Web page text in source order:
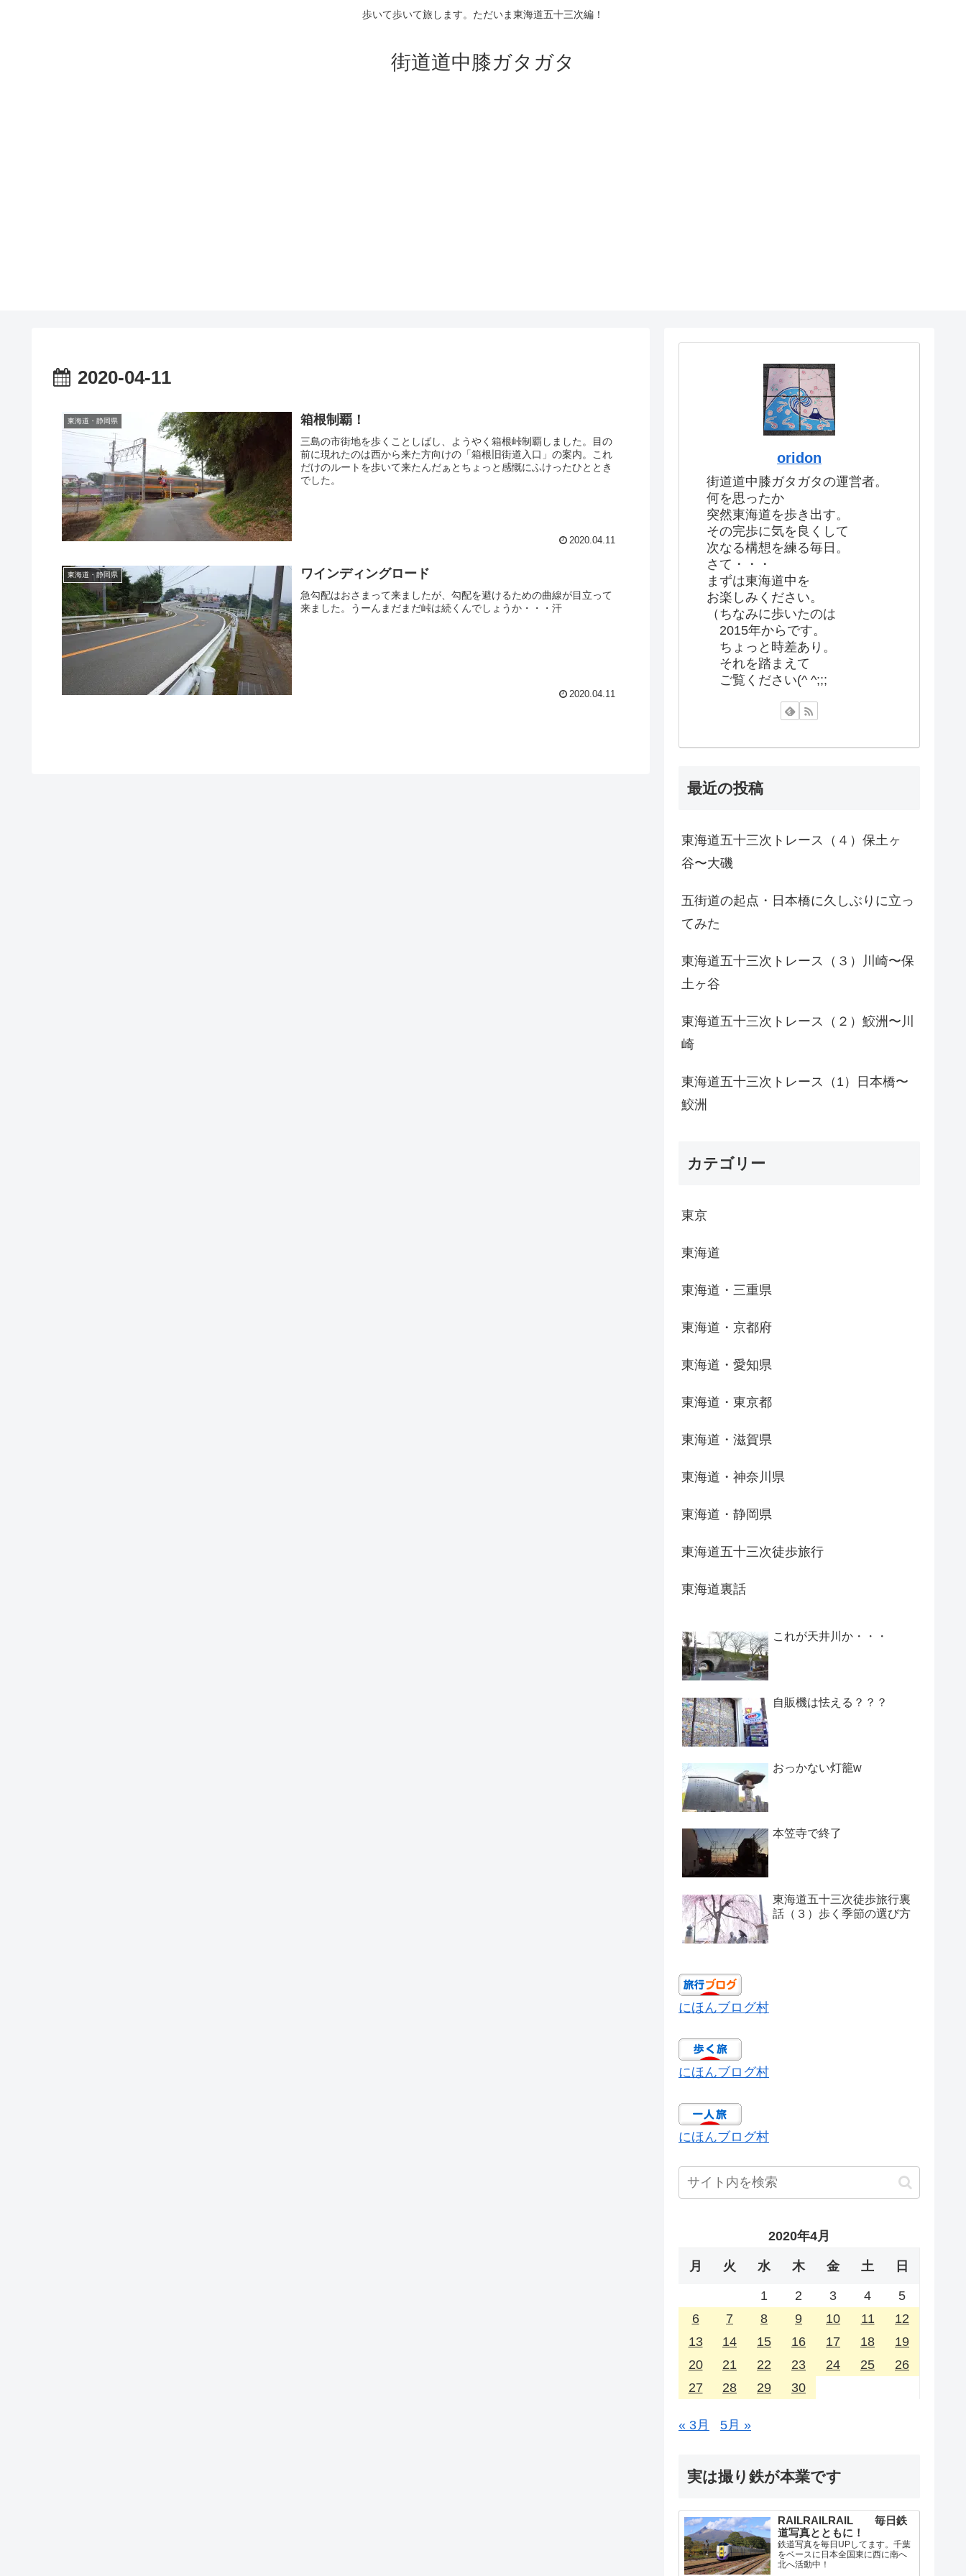
歩いて歩いて旅します。ただいま東海道五十三次編！
街道道中膝ガタガタ
2020-04-11
東海道・静岡県 箱根制覇！
三島の市街地を歩くことしばし、ようやく箱根峠制覇しました。目の
前に現れたのは西から来た方向けの「箱根旧街道入口」の案内。これ
だけのルートを歩いて来たんだぁとちょっと感慨にふけったひととき
でした。
2020.04.11
東海道・静岡県 ワインディングロード
急勾配はおさまって来ましたが、勾配を避けるための曲線が目立って
来ました。うーんまだまだ峠は続くんでしょうか・・・汗
2020.04.11
oridon
街道道中膝ガタガタの運営者。
何を思ったか
突然東海道を歩き出す。
その完歩に気を良くして
次なる構想を練る毎日。
さて・・・
まずは東海道中を
お楽しみください。
（ちなみに歩いたのは
2015年からです。
ちょっと時差あり。
それを踏まえて
ご覧ください(^ ^;;;
最近の投稿
東海道五十三次トレース（４）保土ヶ
谷〜大磯
五街道の起点・日本橋に久しぶりに立っ
てみた
東海道五十三次トレース（３）川崎〜保
土ヶ谷
東海道五十三次トレース（２）鮫洲〜川
崎
東海道五十三次トレース（1）日本橋〜
鮫洲
カテゴリー
東京
東海道
東海道・三重県
東海道・京都府
東海道・愛知県
東海道・東京都
東海道・滋賀県
東海道・神奈川県
東海道・静岡県
東海道五十三次徒歩旅行
東海道裏話
これが天井川か・・・
自販機は怯える？？？
おっかない灯籠w
本笠寺で終了
東海道五十三次徒歩旅行裏
話（３）歩く季節の選び方
にほんブログ村
にほんブログ村
にほんブログ村
2020年4月
月 火 水 木 金 土 日
1 2 3 4
5
6
7 8 9 10 11
12
13
14 15 16 17 18
19
20
21 22 23 24 25
26
27
28 29 30
« 3月 5月 »
実は撮り鉄が本業です
RAILRAILRAIL 毎日鉄
道写真とともに！
鉄道写真を毎日UPしてます。千葉
をベースに日本全国東に西に南へ
北へ活動中！